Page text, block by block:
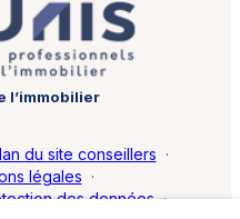
l’immobilier
du site conseillers ·
légales ·
des données ·